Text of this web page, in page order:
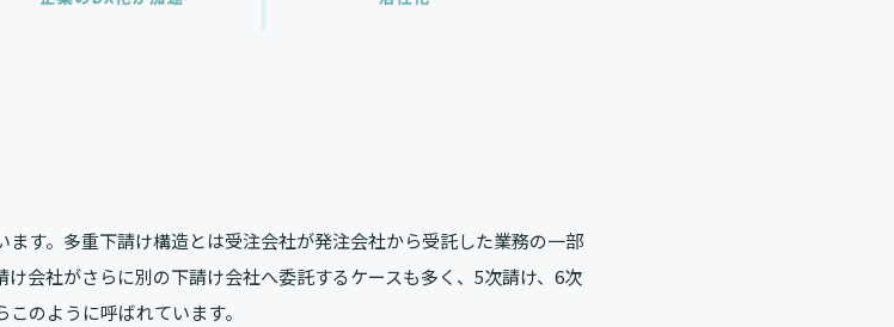
す。多重下請け構造とは受注会社が発注会社から受託した業務の一部
会社がさらに別の下請け会社へ委託するケースも多く、5次請け、6次
のように呼ばれています。